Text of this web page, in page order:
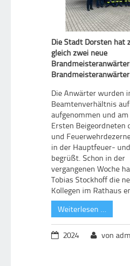
Die Stadt Dorsten hat
gleich zwei neue
Die Anwärter wurden
Beamtenverhältnis
aufgenommen und
Ersten Beigeordneten
und
in der Hauptfeuer-
begrüßt. Schon in der
vergangenen Woche
Tobias Stockhoff die
Kollegen im Rathaus
Weiterlesen …
2024 von